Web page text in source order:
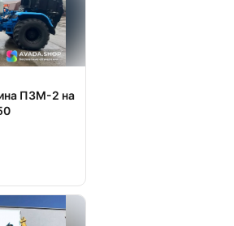
14055
За пределами РФ
Безнал без НДС /
стоимость на данный
снижена!
и фото, а также похожую
смотрите на нашем сайте
ПЗМ-2 на